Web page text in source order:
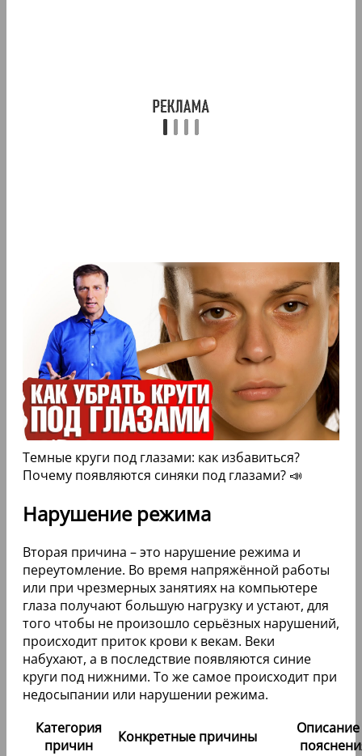
Темные круги под глазами: как избавиться?
Почему появляются синяки под глазами? 📣
Нарушение режима
Вторая причина – это нарушение режима и
переутомление. Во время напряжённой работы
или при чрезмерных занятиях на компьютере
глаза получают большую нагрузку и устают, для
того чтобы не произошло серьёзных нарушений,
происходит приток крови к векам. Веки
набухают, а в последствие появляются синие
круги под нижними. То же самое происходит при
недосыпании или нарушении режима.
Категория
причин
Конкретные причины